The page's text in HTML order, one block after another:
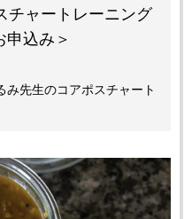
チャートレーニング
申込み＞
先生のコアポスチャート